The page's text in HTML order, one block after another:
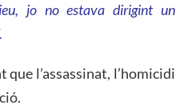
jo no estava dirigint un
l’assassinat, l’homicidi